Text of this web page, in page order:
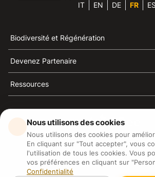
IT EN DE FR ES
Biodiversité et Régénération
Devenez Partenaire
Ressources
3Bee est la référence du
défense des abeilles et de la
3Bee S.R.L Via Pastrengo 14, 20159,
Nous utilisons des cookies
Nous utilisons des cookies pour
En cliquant sur "Tout accepter", vous
l'utilisation de tous les cookies. Vous
vos préférences en cliquant sur
Confidentialité